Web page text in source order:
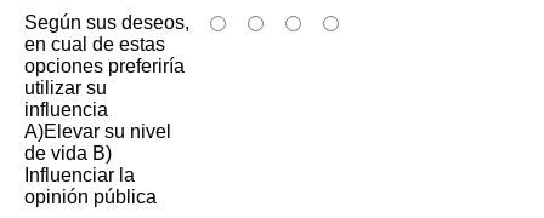
Según sus deseos,
en cual de estas
opciones preferiría
utilizar su
influencia
A)Elevar su nivel
de vida B)
Influenciar la
opinión pública